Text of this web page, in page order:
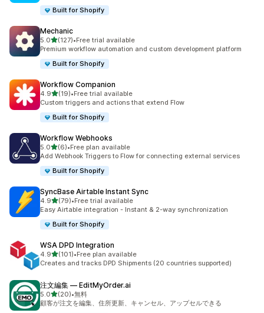
Built for Shopify
Mechanic
5.05つ星中
(127)
合計レビュー数：127件
•Free trial available
Premium workflow automation and custom development platform
Built for Shopify
Workflow Companion
4.95つ星中
(19)
合計レビュー数：19件
•Free trial available
Custom triggers and actions that extend Flow
Built for Shopify
Workflow Webhooks
5.05つ星中
(6)
合計レビュー数：6件
•Free plan available
Add Webhook Triggers to Flow for connecting external services
Built for Shopify
SyncBase Airtable Instant Sync
4.95つ星中
(79)
合計レビュー数：79件
•Free trial available
Easy Airtable integration - Instant & 2-way synchronization
Built for Shopify
WSA DPD Integration
4.95つ星中
(101)
合計レビュー数：101件
•Free plan available
Creates and tracks DPD Shipments (20 countries supported)
注文編集 — EditMyOrder.ai
5.05つ星中
(20)
合計レビュー数：20件
•無料
顧客が注文を編集、住所更新、キャンセル、アップセルできる